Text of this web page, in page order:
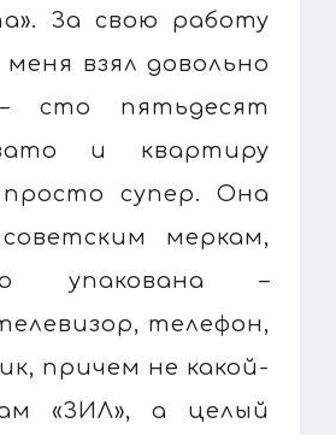
За свою работу
меня взял довольно
сто пятьдесят
и квартиру
супер. Она
меркам,
упакована –
телефон,
причем не какой-
«ЗИЛ», а целый